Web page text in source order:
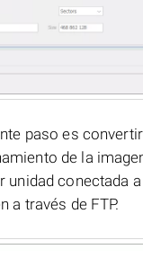
paso es
de la
unidad conectada
a través de FTP.